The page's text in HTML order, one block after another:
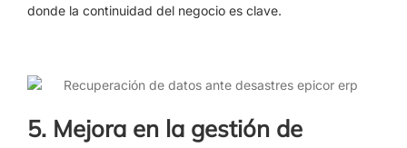
donde la continuidad del negocio es clave.
5. Mejora en la gestión de